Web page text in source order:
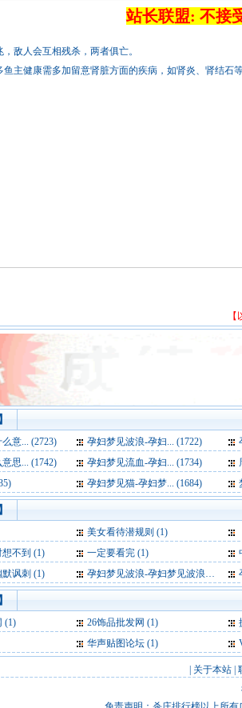
站长联盟: 不接
敌人会互相残杀，两者俱亡。
主健康需多加留意肾脏方面的疾病，如肾炎、肾结石
意... (2723) 孕妇梦见波浪-孕妇... (1722)
思... (1742)
孕妇梦见流血-孕妇... (1734)
孕妇梦见猫-孕妇梦... (1684)
美女看待潜规则 (1)
不到 (1)
一定要看完 (1)
讽刺 (1)
孕妇梦见波浪-孕妇梦见波浪是什么意思-好不好-代表什么 (1)
(1) 26饰品批发网 (1)
华声贴图论坛 (1)
关于本站